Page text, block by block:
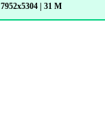
7952x5304 | 31 M